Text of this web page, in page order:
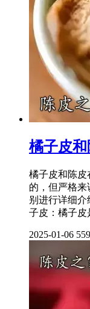
橘子皮
橘子皮和陈皮
的，但严格
别进行详细介
子皮：橘子皮
2025-01-06